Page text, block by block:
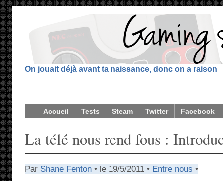
On jouait déjà avant ta naissance, donc on a raison
Accueil Tests Steam Twitter Facebook
La télé nous rend fous :
Par Shane Fenton • le 19/5/2011 • Entre nous •